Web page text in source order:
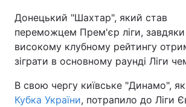
Спорт Наука
Техно і зв'язок Лайт
Зброя Інциденти
Донецький "Шахтар", який став
переможцем Прем'єр ліги, завдяки
високому клубному рейтингу
зіграти в основному раунді Ліги
В свою чергу київське "Динамо", як
Кубка України, потрапило до Ліги